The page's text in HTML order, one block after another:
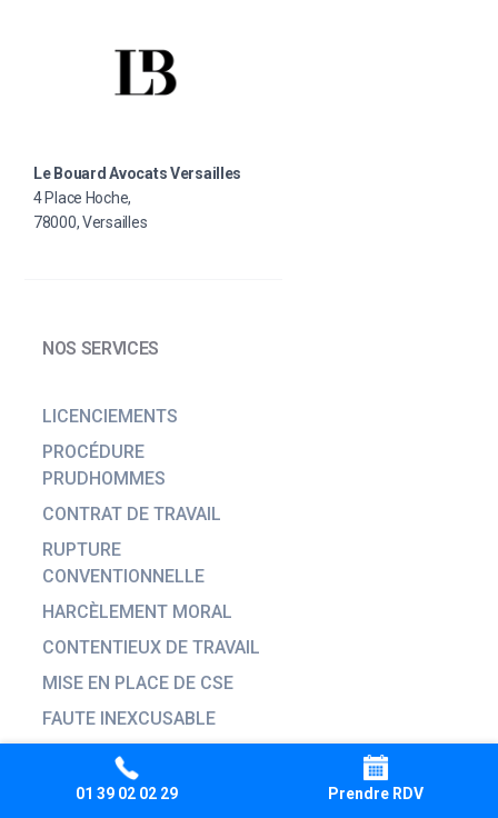
Le Bouard Avocats Versailles
4 Place Hoche,
78000, Versailles
NOS SERVICES
LICENCIEMENTS
PROCÉDURE
PRUDHOMMES
CONTRAT DE TRAVAIL
RUPTURE
CONVENTIONNELLE
HARCÈLEMENT MORAL
CONTENTIEUX DE TRAVAIL
MISE EN PLACE DE CSE
FAUTE INEXCUSABLE
ACCIDENT DE TRAVAIL
01 39 02 02 29 Prendre RDV